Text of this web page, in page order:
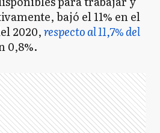
bajó el 11% en el
2020,respecto al 11,7% del
0,8%.